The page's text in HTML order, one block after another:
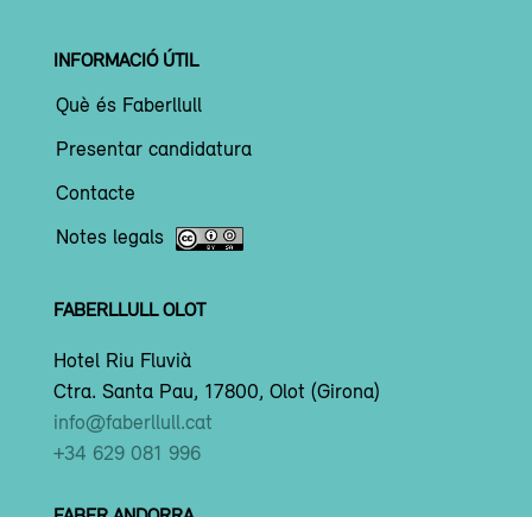
INFORMACIÓ ÚTIL
Què és Faberllull
Presentar candidatura
Contacte
Notes legals
FABERLLULL OLOT
Hotel Riu Fluvià
Ctra. Santa Pau, 17800, Olot (Girona)
info@faberllull.cat
+34 629 081 996